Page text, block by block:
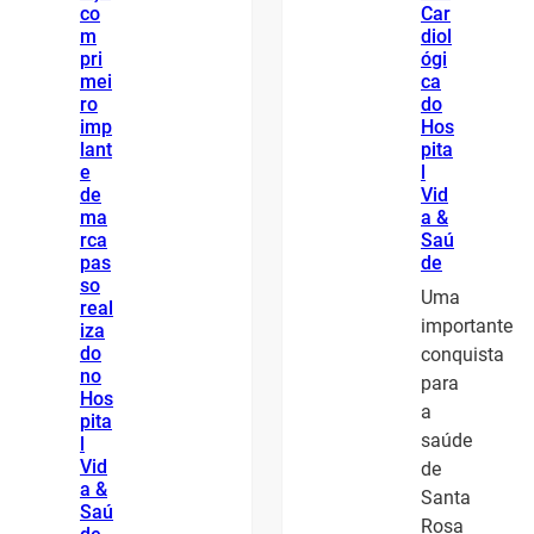
co
m
pri
mei
ro
imp
lant
e
de
ma
rca
pas
so
real
iza
do
no
Hos
pita
l
Vid
a &
Saú
Car
diol
ógi
ca
do
Hos
pita
l
Vid
a &
Saú
de
Uma
importante
conquista
para
a
saúde
de
Santa
Rosa